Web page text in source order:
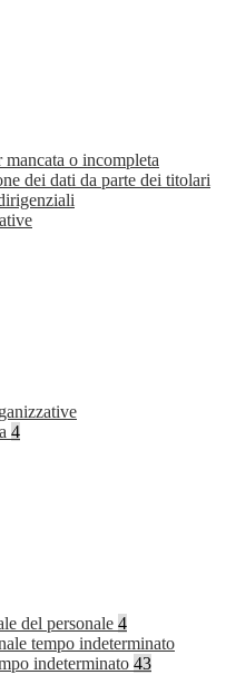
mancata o incompleta
dei dati da parte dei titolari
4
del personale 4
tempo indeterminato
indeterminato 43